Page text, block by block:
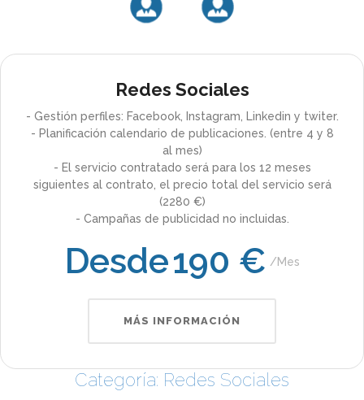
Redes Sociales
- Gestión perfiles: Facebook, Instagram, Linkedin y twiter.
- Planificación calendario de publicaciones. (entre 4 y 8
al mes)
- El servicio contratado será para los 12 meses
siguientes al contrato, el precio total del servicio será
(2280 €)
- Campañas de publicidad no incluidas.
Desde190 € Mes
MÁS INFORMACIÓN
Categoría: Redes Sociales